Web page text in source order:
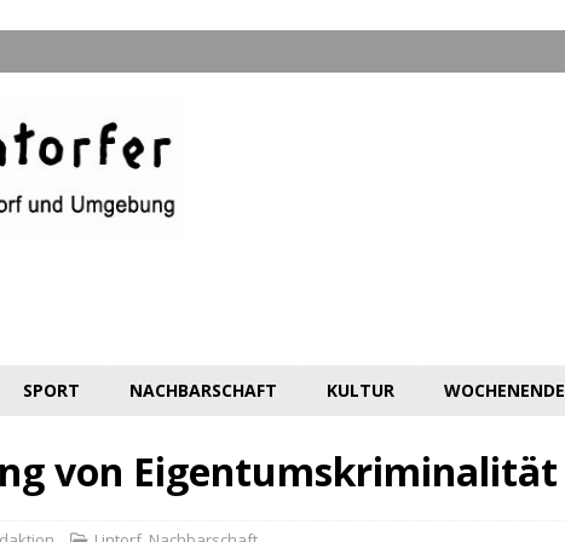
SPORT NACHBARSCHAFT KULTUR WOCHENENDE
von Eigentumskriminalität